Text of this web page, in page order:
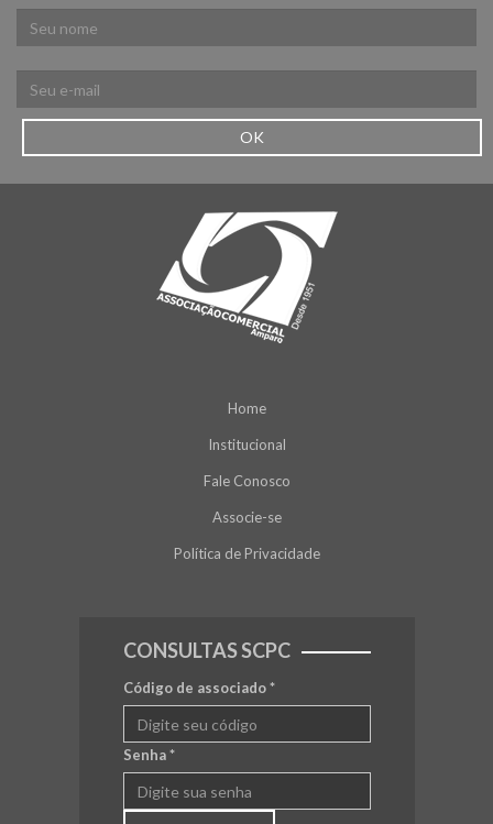
OK
Home
Institucional
Fale Conosco
Associe-se
Política de Privacidade
CONSULTAS SCPC
Código de associado*
Senha*